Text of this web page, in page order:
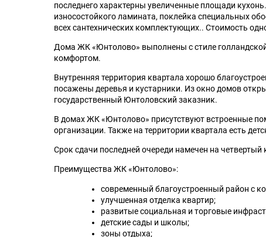
последнего характерны увеличенные площади
износостойкого ламината, поклейка специальных
всех сантехнических комплектующих.. Стоимость
Дома ЖК «Юнтолово» выполнены с стиле
комфортом.
Внутренняя территория квартала хорошо
посажены деревья и кустарники. Из окно домов
государственный Юнтоловский заказник.
В домах ЖК «Юнтолово» присутствуют встроенные
организации. Также на территории квартала есть
Срок сдачи последней очереди намечен на четвертый
Преимущества ЖК «Юнтолово»:
современный благоустроенный район с
улучшенная отделка квартир;
развитые социальная и торговые
детские сады и школы;
зоны отдыха;